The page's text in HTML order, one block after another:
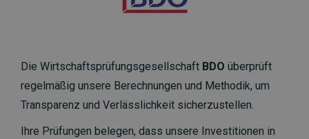
Die Wirtschaftsprüfungsgesellschaft BDO überprüft
regelmäßig unsere Berechnungen und Methodik, um
Transparenz und Verlässlichkeit sicherzustellen.
Ihre Prüfungen belegen, dass unsere Investitionen in